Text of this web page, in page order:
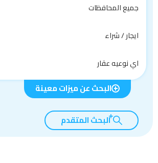
جميع المحافظات
ايجار / شراء
اي نوعيه عقار
البحث عن ميزات معينة
البحث المتقدم